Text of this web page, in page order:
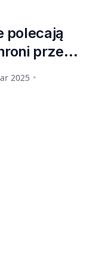
polecają
przed
i
2025